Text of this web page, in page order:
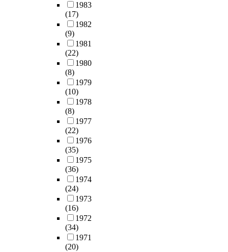
1983
(17)
1982
(9)
1981
(22)
1980
(8)
1979
(10)
1978
(8)
1977
(22)
1976
(35)
1975
(36)
1974
(24)
1973
(16)
1972
(34)
1971
(20)